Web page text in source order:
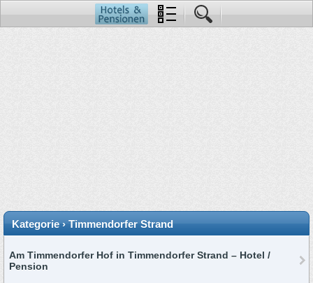
Kategorie › Timmendorfer Strand
Am Timmendorfer Hof in Timmendorfer Strand – Hotel /
Pension